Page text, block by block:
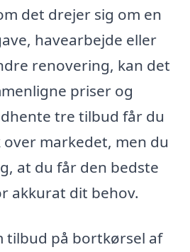
det drejer sig om en
havearbejde eller
renovering, kan det
priser og
tre tilbud får du
markedet, men du
at du får den bedste
akkurat dit behov.
tilbud på bortkørsel af